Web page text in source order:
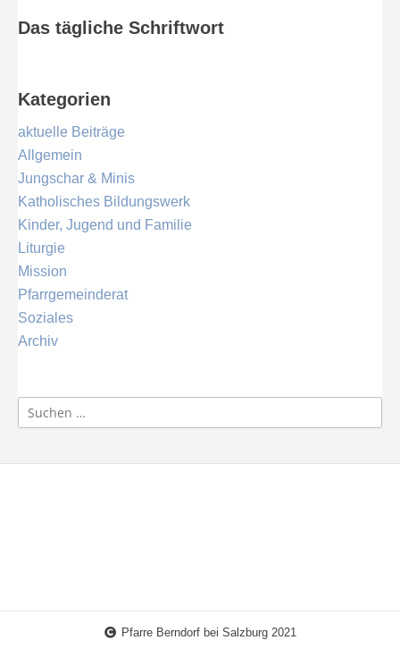
Das tägliche Schriftwort
Kategorien
aktuelle Beiträge
Allgemein
Jungschar & Minis
Katholisches Bildungswerk
Kinder, Jugend und Familie
Liturgie
Mission
Pfarrgemeinderat
Soziales
Archiv
Suchen
nach:
Pfarre Berndorf bei Salzburg 2021